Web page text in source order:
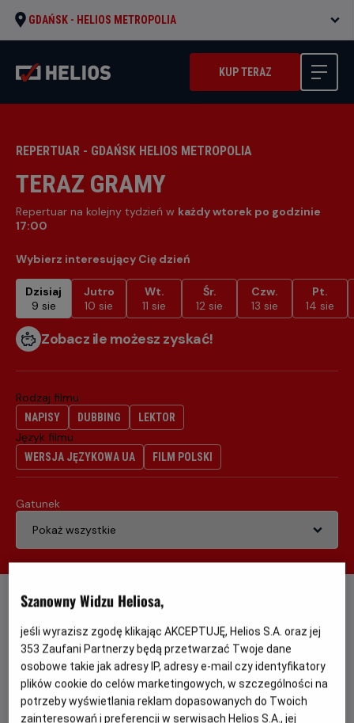
GDAŃSK - HELIOS METROPOLIA
KUP TERAZ
REPERTUAR - GDAŃSK HELIOS METROPOLIA
TERAZ GRAMY
Repertuar na kolejny tydzień w każdy wtorek po godzinie
17:00
Wybierz interesujący Cię dzień
Dzisiaj
9 sie
Jutro
10 sie
Wt.
11 sie
Śr.
12 sie
Czw.
13 sie
Pt.
14 sie
Zobacz ile możesz zyskać!
Rodzaj filmu
NAPISY DUBBING LEKTOR
Język filmu
WERSJA JĘZYKOWA UA FILM POLSKI
Gatunek
PRZEDPREMIERA
wiek
Tylko jedna noc
Gatunek
Komedia, dramat, romans
Szanowny Widzu Heliosa,
jeśli wyrazisz zgodę klikając AKCEPTUJĘ, Helios S.A. oraz jej
353 Zaufani Partnerzy będą przetwarzać Twoje dane
osobowe takie jak adresy IP, adresy e-mail czy identyfikatory
plików cookie do celów marketingowych, w szczególności na
potrzeby wyświetlania reklam dopasowanych do Twoich
zainteresowań i preferencji w serwisach Helios S.A., jej